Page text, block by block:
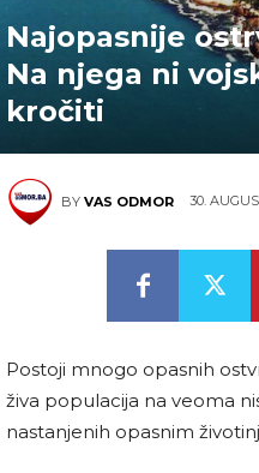
Najopasnije
Na njega ni
kročiti
BY VAS ODMOR 30.
Postoji mnogo opasnih
živa populacija na veoma
nastanjenih opasnim